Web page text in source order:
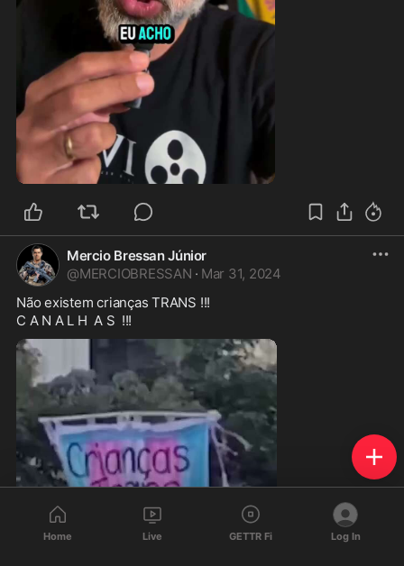
Mercio Bressan Júnior
@MERCIOBRESSAN · Mar 31, 2024
Não existem crianças TRANS !!!
C A N A L H  A S  !!!
Home Live GETTR Fi Log In